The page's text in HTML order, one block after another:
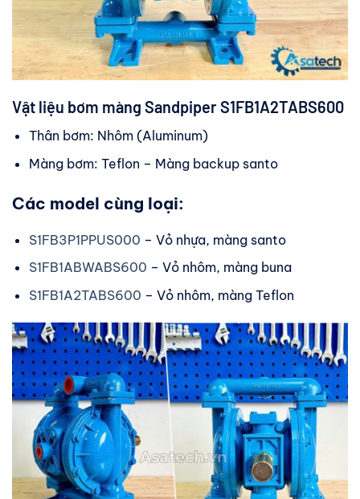
Vật liệu bơm màng Sandpiper S1FB1A2TABS600
Thân bơm: Nhôm (Aluminum)
Màng bơm: Teflon – Màng backup santo
Các model cùng loại:
S1FB3P1PPUS000 – Vỏ nhựa, màng santo
S1FB1ABWABS600 – Vỏ nhôm, màng buna
S1FB1A2TABS600 – Vỏ nhôm, màng Teflon